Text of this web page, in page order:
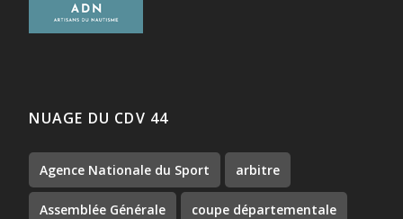
NUAGE DU CDV 44
Agence Nationale du Sport arbitre
Assemblée Générale coupe départementale